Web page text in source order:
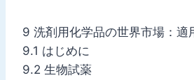
9 洗剤用化学品の世界市場：適
9.1 はじめに
9.2 生物試薬